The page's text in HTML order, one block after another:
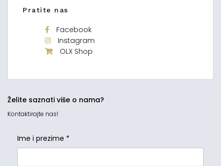
Pratite nas
Facebook
Instagram
OLX Shop
Želite saznati više o nama?
Kontaktirajte nas!
Ime i prezime *